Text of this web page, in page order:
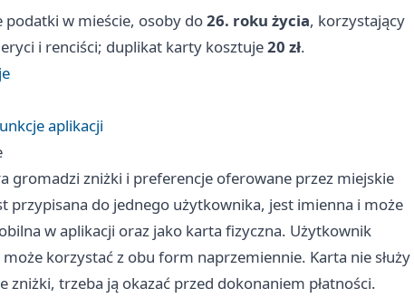
w mieście, osoby do26. roku życia, korzystający
i renciści; duplikat karty kosztuje20 zł.
aplikacji
gromadzi zniżki i preferencje oferowane przez miejskie
do jednego użytkownika, jest imienna i może
w aplikacji oraz jako karta fizyczna. Użytkownik
korzystać z obu form naprzemiennie. Karta nie służy
zniżki, trzeba ją okazać przed dokonaniem płatności.